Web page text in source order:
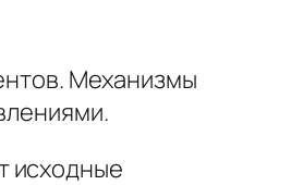
Механизмы
исходные